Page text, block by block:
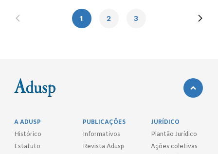
1 2 3
A ADUSP
Histórico
Estatuto
PUBLICAÇÕES
Informativos
Revista Adusp
JURÍDICO
Plantão Jurídico
Ações coletivas